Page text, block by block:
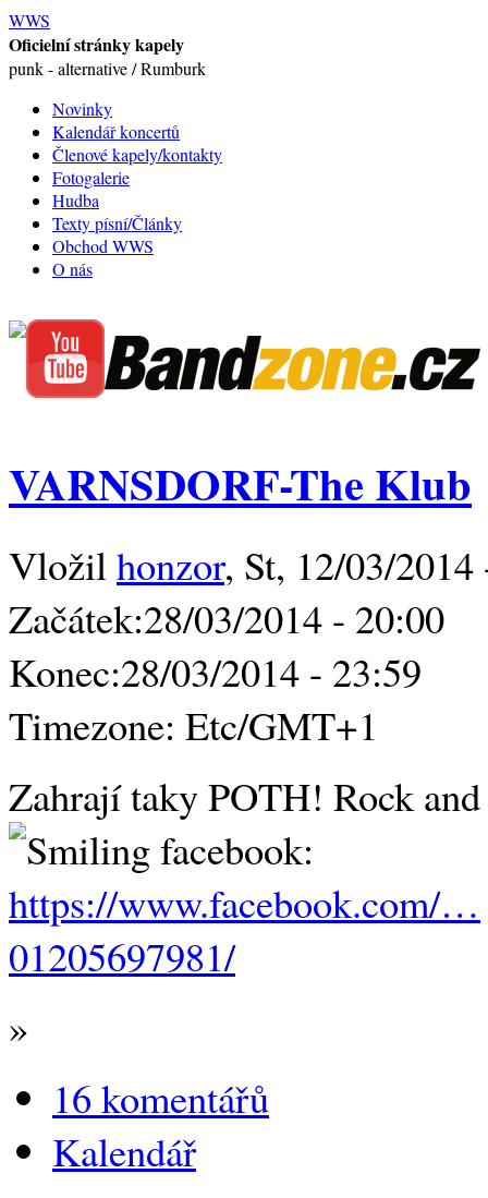
WWS
Oficielní stránky kapely
punk - alternative / Rumburk
Novinky
Kalendář koncertů
Členové kapely/kontakty
Fotogalerie
Hudba
Texty písní/Články
Obchod WWS
O nás
VARNSDORF-The Klub
Vložilhonzor, St, 12/03/2014
Začátek:28/03/2014 - 20:00
Konec:28/03/2014 - 23:59
Timezone: Etc/GMT+1
Zahrají taky POTH! Rock
facebook:
https://www.facebook.com/…
01205697981/
»
16 komentářů
Kalendář